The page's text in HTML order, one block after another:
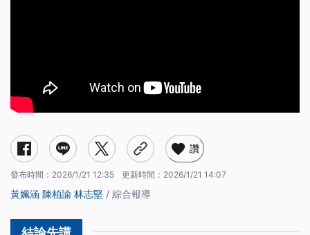
讚
發布時間： 2026/1/21 12:35 更新時間： 2026/1/21 14:07
黃姵涵 陳柏諭 林志堅 / 綜合報導